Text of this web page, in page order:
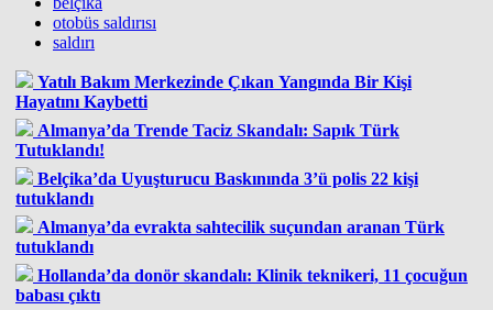
otobüs saldırısı
saldırı
Yatılı Bakım Merkezinde Çıkan Yangında Bir Kişi
Hayatını Kaybetti
Almanya’da Trende Taciz Skandalı: Sapık Türk
Tutuklandı!
Belçika’da Uyuşturucu Baskınında 3’ü polis 22 kişi
tutuklandı
Almanya’da evrakta sahtecilik suçundan aranan Türk
tutuklandı
Hollanda’da donör skandalı: Klinik teknikeri, 11 çocuğun
babası çıktı